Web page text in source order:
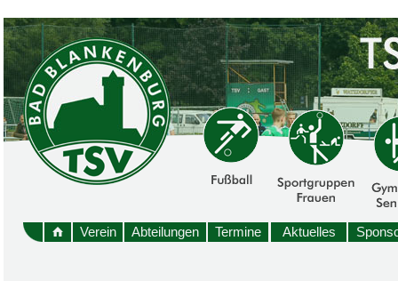
Verein Abteilungen Termine Aktuelles